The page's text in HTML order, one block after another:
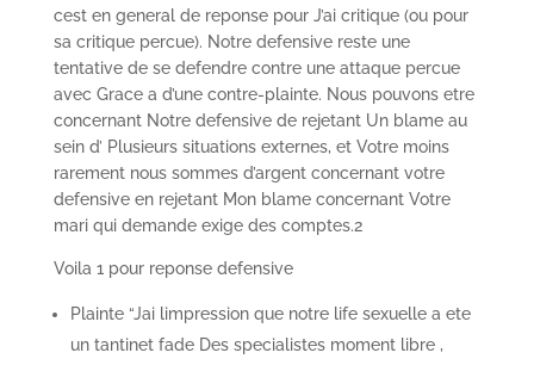
cest en general de reponse pour J’ai critique (ou pour
sa critique percue). Notre defensive reste une
tentative de se defendre contre une attaque percue
avec Grace a d’une contre-plainte. Nous pouvons etre
concernant Notre defensive de rejetant Un blame au
sein d’ Plusieurs situations externes, et Votre moins
rarement nous sommes d’argent concernant votre
defensive en rejetant Mon blame concernant Votre
mari qui demande exige des comptes.2
Voila 1 pour reponse defensive
Plainte “Jai limpression que notre life sexuelle a ete
un tantinet fade Des specialistes moment libre ,